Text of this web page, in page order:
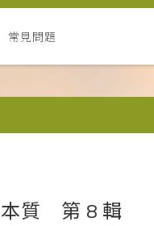
常見問題
質 第 8 輯